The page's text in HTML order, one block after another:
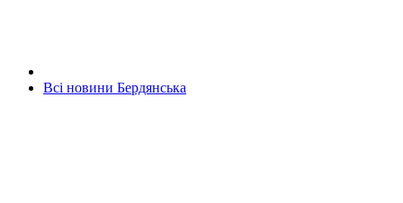
Всі новини Бердянська